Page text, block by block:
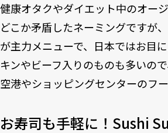
健康オタクやダイエット中のオー
どこか矛盾したネーミングですが
が主力メニューで、日本ではお目
キンやビーフ入りのものも多いの
空港やショッピングセンターのフ
お寿司も手軽に！Sushi